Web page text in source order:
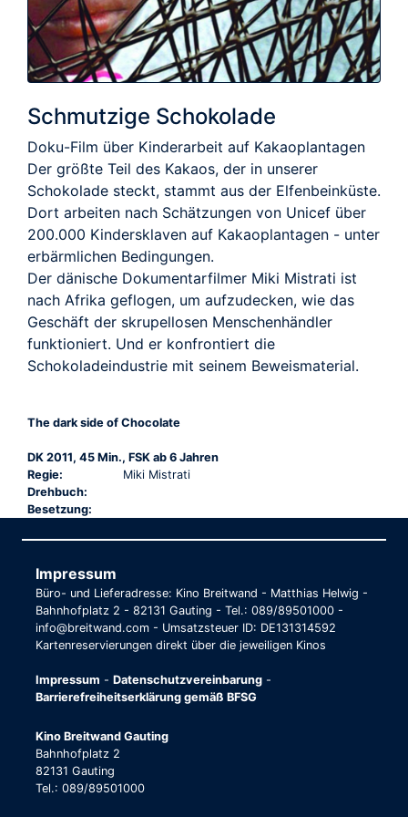
Schmutzige Schokolade
Doku-Film über Kinderarbeit auf Kakaoplantagen
Der größte Teil des Kakaos, der in unserer
Schokolade steckt, stammt aus der Elfenbeinküste.
Dort arbeiten nach Schätzungen von Unicef über
200.000 Kindersklaven auf Kakaoplantagen - unter
erbärmlichen Bedingungen.
Der dänische Dokumentarfilmer Miki Mistrati ist
nach Afrika geflogen, um aufzudecken, wie das
Geschäft der skrupellosen Menschenhändler
funktioniert. Und er konfrontiert die
Schokoladeindustrie mit seinem Beweismaterial.
The dark side of Chocolate
DK 2011, 45 Min., FSK ab 6 Jahren
Regie:
Miki Mistrati
Drehbuch:
Besetzung:
Impressum
Büro- und Lieferadresse: Kino Breitwand - Matthias Helwig -
Bahnhofplatz 2 - 82131 Gauting - Tel.: 089/89501000 -
info@breitwand.com - Umsatzsteuer ID: DE131314592
Kartenreservierungen direkt über die jeweiligen Kinos
Impressum - Datenschutzvereinbarung -
Barrierefreiheitserklärung gemäß BFSG
Kino Breitwand Gauting
Bahnhofplatz 2
82131 Gauting
Tel.: 089/89501000